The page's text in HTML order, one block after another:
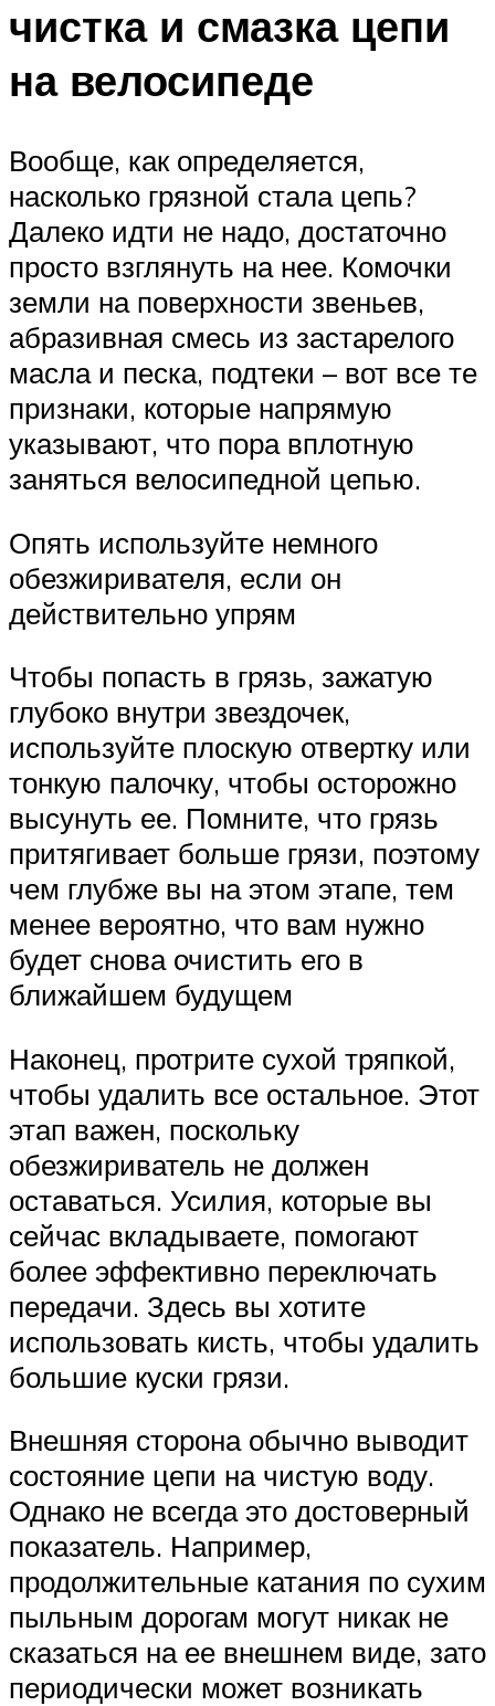
чистка и смазка цепи
на велосипеде
Вообще, как определяется,
насколько грязной стала цепь?
Далеко идти не надо, достаточно
просто взглянуть на нее. Комочки
земли на поверхности звеньев,
абразивная смесь из застарелого
масла и песка, подтеки – вот все те
признаки, которые напрямую
указывают, что пора вплотную
заняться велосипедной цепью.
Опять используйте немного
обезжиривателя, если он
действительно упрям
Чтобы попасть в грязь, зажатую
глубоко внутри звездочек,
используйте плоскую отвертку или
тонкую палочку, чтобы осторожно
высунуть ее. Помните, что грязь
притягивает больше грязи, поэтому
чем глубже вы на этом этапе, тем
менее вероятно, что вам нужно
будет снова очистить его в
ближайшем будущем
Наконец, протрите сухой тряпкой,
чтобы удалить все остальное. Этот
этап важен, поскольку
обезжириватель не должен
оставаться. Усилия, которые вы
сейчас вкладываете, помогают
более эффективно переключать
передачи. Здесь вы хотите
использовать кисть, чтобы удалить
большие куски грязи.
Внешняя сторона обычно выводит
состояние цепи на чистую воду.
Однако не всегда это достоверный
показатель. Например,
продолжительные катания по сухим
пыльным дорогам могут никак не
сказаться на ее внешнем виде, зато
периодически может возникать